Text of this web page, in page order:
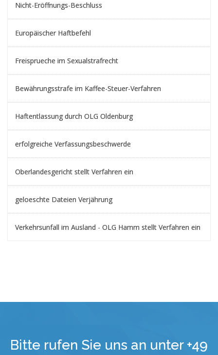
Nicht-Eröffnungs-Beschluss
Europäischer Haftbefehl
Freisprueche im Sexualstrafrecht
Bewährungsstrafe im Kaffee-Steuer-Verfahren
Haftentlassung durch OLG Oldenburg
erfolgreiche Verfassungsbeschwerde
Oberlandesgericht stellt Verfahren ein
geloeschte Dateien Verjährung
Verkehrsunfall im Ausland - OLG Hamm stellt Verfahren ein
Bitte rufen Sie uns an unter +49